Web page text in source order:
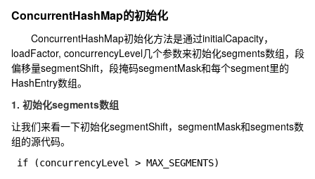
ConcurrentHashMap的初始化
ConcurrentHashMap初始化方法是通过initialCapacity，
loadFactor, concurrencyLevel几个参数来初始化segments数组，段
偏移量segmentShift，段掩码segmentMask和每个segment里的
HashEntry数组。
1. 初始化segments数组
让我们来看一下初始化segmentShift，segmentMask和segments数
组的源代码。
if (concurrencyLevel > MAX_SEGMENTS)